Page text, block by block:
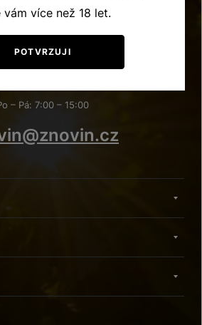
PORADIT?
– Pá: 7:00 – 15:00
vám více než 18 let.
POTVRZUJI